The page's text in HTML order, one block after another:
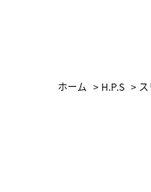
ホーム > H.P.S >